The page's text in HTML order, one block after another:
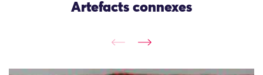
Artefacts connexes